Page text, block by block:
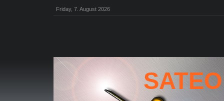
Friday, 7. August 2026